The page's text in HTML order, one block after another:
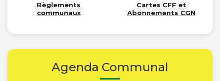
Règlements
communaux
Cartes CFF et
Abonnements CGN
Agenda Communal